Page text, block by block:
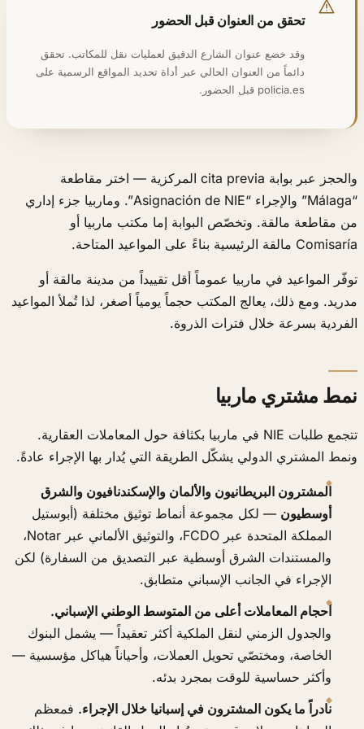
تحقق من العنوان قبل الحضور
وقد خضع عنوان الشارع الدقيق لعمليات نقل للمكاتب. تحقق
دائماً من العنوان الحالي عبر أداة تحديد المواقع الرسمية على
policia.es قبل الحضور.
والحجز عبر بوابة cita previa المركزية — اختر مقاطعة
“Málaga” والإجراء “Asignación de NIE”. وماربيا جزء إداري
من مقاطعة مالقة. وتخصّص البوابة إما مكتب ماربيا أو
Comisaría مالقة الرئيسية بناءً على المواعيد المتاحة.
توفّر المواعيد في ماربيا عموماً أقل تقييداً من مدينة مالقة أو
مدريد. ومع ذلك، يعالج المكتب حجماً يومياً أصغر، لذا تُملأ المواعيد
الفردية بسرعة خلال فترات الذروة.
نمط مشتري ماربيا
تتجمع طلبات NIE في ماربيا بكثافة حول المعاملات العقارية.
ونمط المشتري الدولي يشكّل الطريقة التي يُدار بها الإجراء عادةً.
المشترون البريطانيون والألمان والإسكندنافيون والشرق
أوسطيون — لكل مجموعة أنماط توثيق مختلفة (أبوستيل
المملكة المتحدة عبر FCDO، والتوثيق الألماني عبر Notar،
والمستندات الشرق أوسطية عبر التصديق من السفارة) لكن
الإجراء في الجانب الإسباني متطابق.
أحجام المعاملات أعلى من المتوسط الوطني الإسباني.
والجدول الزمني لنقل الملكية أكثر تعقيداً — يشمل البنوك
الخاصة، ومختصّي تحويل العملات، وأحياناً هياكل مؤسسية —
وأكثر حساسية للوقت بمجرد بدئه.
نادراً ما يكون المشترون في إسبانيا خلال الإجراء. فمعظم